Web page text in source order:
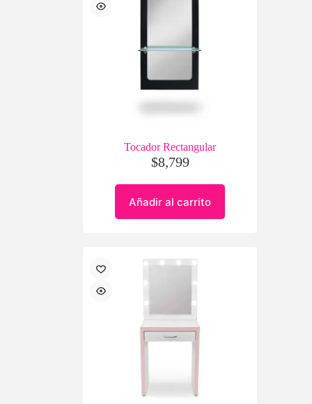
Tocador Rectangular
$8,799
Añadir al carrito